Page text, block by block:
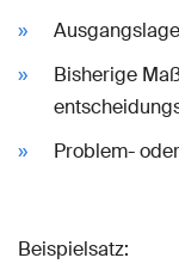
Bisherige
Problem-
Beispielsatz: